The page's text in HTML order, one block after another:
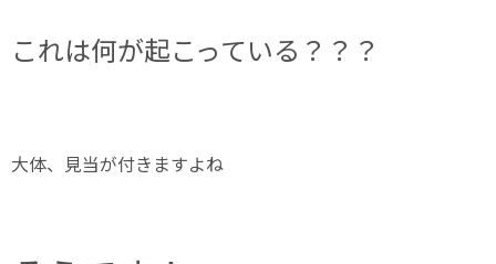
これは何が起こっている？？？
大体、見当が付きますよね